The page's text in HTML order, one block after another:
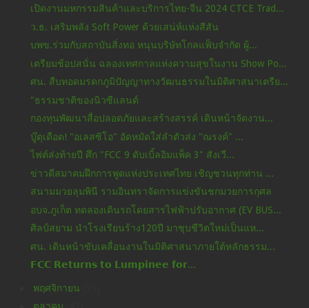
เปิดงานมหกรรมสินค้าและบริการไทย-จีน 2024 CTCE Trad...
ว.ธ. เสริมพลัง Soft Power ด้วยเสน่ห์แห่งสีสัน
บพข.ร่วมกับสถาบันสิ่งทอ หนุนบริษัทโกลแฟ็บจำกัด ผู้...
เตรียมช้อปสนั่น ฉลองเทศกาลแห่งความสุขในงาน Show Po...
ศน. สืบทอดมรดกภูมิปัญญาทางวัฒนธรรมในมิติศาสนาเตรีย...
"ธรรมชาติของนิวซีแลนด์
กองทุนพัฒนาสื่อปลอดภัยและสร้างสรรค์ เดินหน้าจัดงาน...
บู๊ดุเดือด! "อเลสซิโอ" อัดหมัดใส่ลำตัวส่ง "ณรงค์" ...
ไฟต์ส่งท้ายปี ศึก "FCC 9 ดับเบิ้ลอิมแพ็ค 3" สังเวี...
ข่าวดีสมาคมฝึกการพูดแห่งประเทศไทย เชิญชวนทุกท่าน ...
สนามมวยลุมพินี รามอินทราจัดการแข่งขันชกมวยการกุศล
อบจ.ภูเก็ต ทดลองเดินรถโดยสารไฟฟ้าปรับอากาศ (EV BUS...
ศิลป์สยาม นำโรงเรียนร้าง120ปี มาชุบชีวิตใหม่เป็นแห...
ศน. เดินหน้าขับเคลื่อนงานในมิติศาสนาภายใต้หลักธรรม...
𝗙𝗖𝗖 𝗥𝗲𝘁𝘂𝗿𝗻𝘀 𝘁𝗼 𝗟𝘂𝗺𝗽𝗶𝗻𝗲𝗲 𝗳𝗼𝗿...
พฤศจิกายน